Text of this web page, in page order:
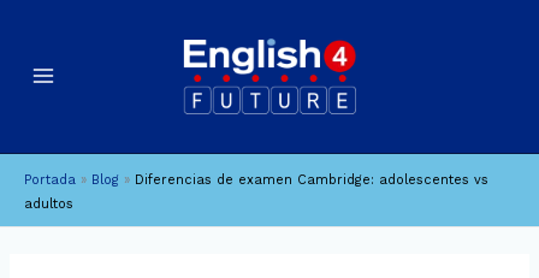
contenido
Portada » Blog » Diferencias de examen Cambridge: adolescentes vs
adultos
a
i